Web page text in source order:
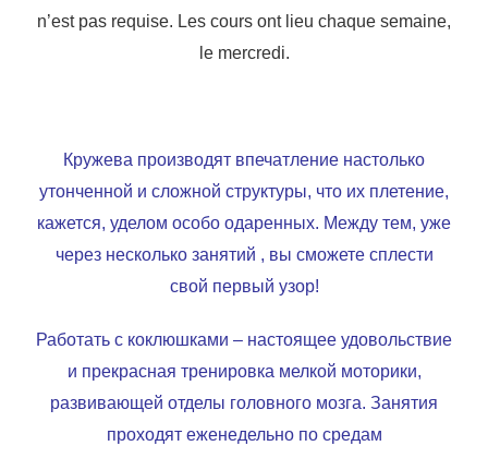
n’est pas requise. Les cours ont lieu chaque semaine,
le mercredi.
Кружева производят впечатление настолько
утонченной и сложной структуры, что их плетение,
кажется, уделом особо одаренных. Между тем, уже
через несколько занятий , вы сможете сплести
свой первый узор!
Работать с коклюшками – настоящее удовольствие
и прекрасная тренировка мелкой моторики,
развивающей отделы головного мозга. Занятия
проходят еженедельно по средам